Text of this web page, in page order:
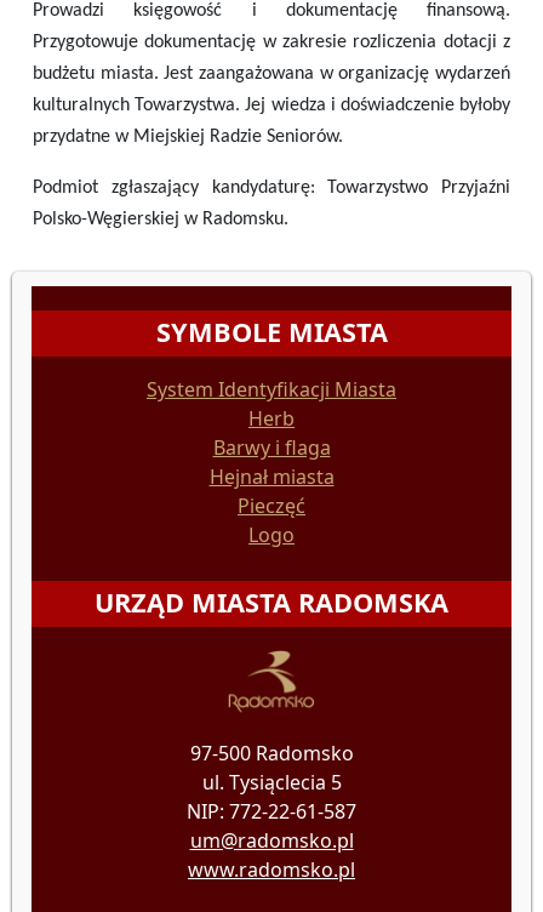
Prowadzi księgowość i dokumentację finansową.
Przygotowuje dokumentację w zakresie rozliczenia dotacji z
budżetu miasta. Jest zaangażowana w organizację wydarzeń
kulturalnych Towarzystwa. Jej wiedza i doświadczenie byłoby
przydatne w Miejskiej Radzie Seniorów.
Podmiot zgłaszający kandydaturę: Towarzystwo Przyjaźni
Polsko-Węgierskiej w Radomsku.
SYMBOLE MIASTA
System Identyfikacji Miasta
Herb
Barwy i flaga
Hejnał miasta
Pieczęć
Logo
URZĄD MIASTA RADOMSKA
97-500 Radomsko
ul. Tysiąclecia 5
NIP: 772-22-61-587
um@radomsko.pl
www.radomsko.pl